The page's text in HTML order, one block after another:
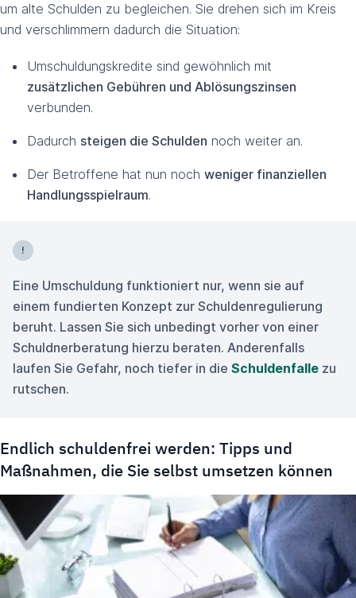
um alte Schulden zu begleichen. Sie drehen sich im Kreis
und verschlimmern dadurch die Situation:
Umschuldungskredite sind gewöhnlich mit
zusätzlichen Gebühren und Ablösungszinsen
verbunden.
Dadurch steigen die Schulden noch weiter an.
Der Betroffene hat nun noch weniger finanziellen
Handlungsspielraum.
Eine Umschuldung funktioniert nur, wenn sie auf
einem fundierten Konzept zur Schuldenregulierung
beruht. Lassen Sie sich unbedingt vorher von einer
Schuldnerberatung hierzu beraten. Anderenfalls
laufen Sie Gefahr, noch tiefer in die Schuldenfalle zu
rutschen.
Endlich schuldenfrei werden: Tipps und
Maßnahmen, die Sie selbst umsetzen können